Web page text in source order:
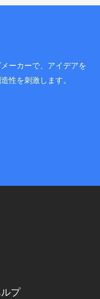
ーカーで、アイデアを
性を刺激します。
プ